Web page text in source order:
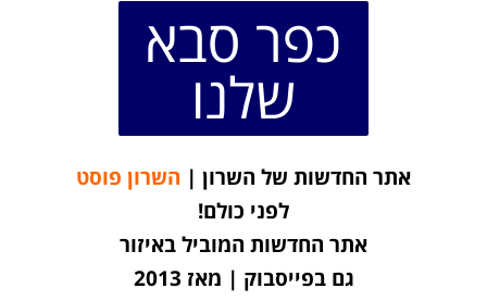
כפר סבא
שלנו
אתר החדשות של השרון | השרון פוסט
לפני כולם!
אתר החדשות המוביל באיזור
גם בפייסבוק | מאז 2013